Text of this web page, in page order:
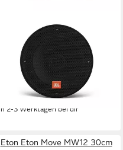
JBL Stage2 624 Auto-
Lautsprecher
Gesamtleistung
1,53 kg Gewicht
52,90 € UVP 62,50 €
in 2-3 Werktagen bei dir
Eton Eton Move MW12 30cm